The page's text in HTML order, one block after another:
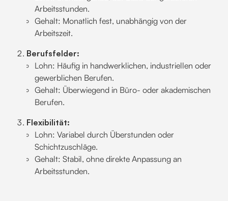
Arbeitsstunden.
Gehalt: Monatlich fest, unabhängig von der
Arbeitszeit.
Berufsfelder:
Lohn: Häufig in handwerklichen, industriellen oder
gewerblichen Berufen.
Gehalt: Überwiegend in Büro- oder akademischen
Berufen.
Flexibilität:
Lohn: Variabel durch Überstunden oder
Schichtzuschläge.
Gehalt: Stabil, ohne direkte Anpassung an
Arbeitsstunden.